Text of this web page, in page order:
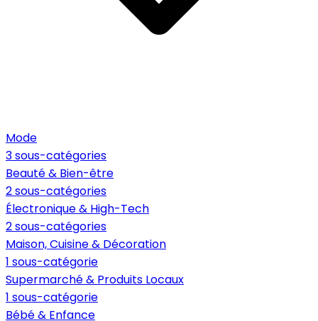
Mode
3 sous-catégories
Beauté & Bien-être
2 sous-catégories
Électronique & High-Tech
2 sous-catégories
Maison, Cuisine & Décoration
1 sous-catégorie
Supermarché & Produits Locaux
1 sous-catégorie
Bébé & Enfance